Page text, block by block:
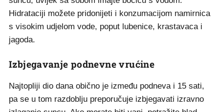
Hidrataciji možete pridonijeti i konzumacijom namirnica
s visokim udjelom vode, poput lubenice, krastavaca i
jagoda.
Izbjegavanje podnevne vrućine
Najtopliji dio dana obično je između podneva i 15 sati,
pa se u tom razdoblju preporučuje izbjegavati izravno